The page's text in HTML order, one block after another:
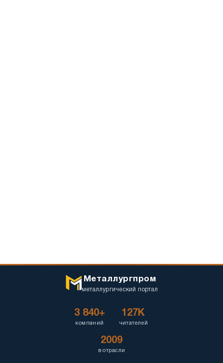
Металлургпром
металлургический портал
3 840+
компаний
127K
читателей
2009
в отрасли